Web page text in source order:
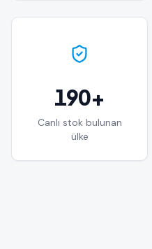
190+
Canlı stok bulunan
ülke